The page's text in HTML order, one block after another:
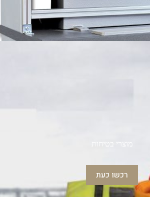
מוצרי בטיחות
רכשו כעת